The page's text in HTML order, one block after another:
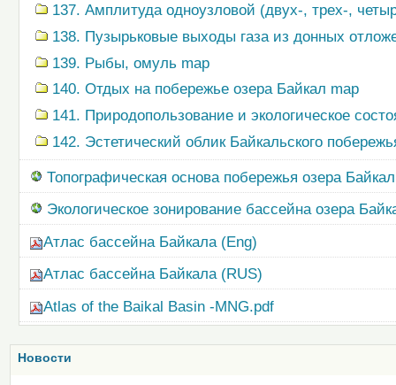
137. Амплитуда одноузловой (двух-, трех-,
138. Пузырьковые выходы газа из донных
139. Рыбы, омуль map
140. Отдых на побережье озера Байкал map
141. Природопользование и экологическое
142. Эстетический облик Байкальского
Топографическая основа побережья озера
Экологическое зонирование бассейна озера
Атлас бассейна Байкала (Eng)
Атлас бассейна Байкала (RUS)
Atlas of the Baikal Basin -MNG.pdf
Новости